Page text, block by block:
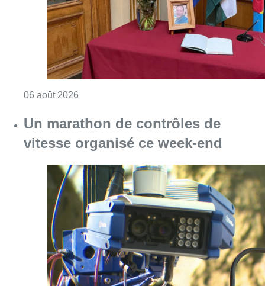
06 août 2026 Consulter l'article "Un marathon de
Partager l'article
FacebookTwitterWhatsApp
Share
30 janvier 2019- 13h30